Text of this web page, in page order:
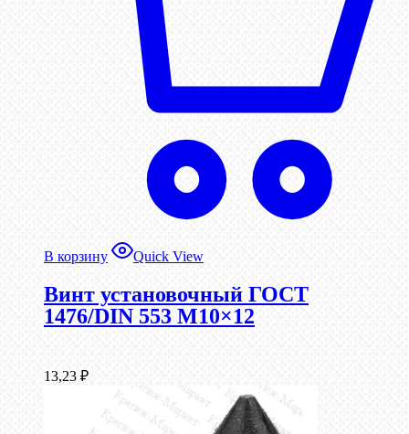
В корзину Quick View
Винт установочный ГОСТ
1476/DIN 553 М10×12
13,23 ₽